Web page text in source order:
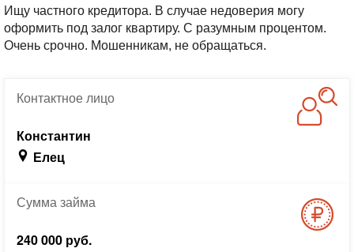
Ищу частного кредитора. В случае недоверия могу
оформить под залог квартиру. С разумным процентом.
Очень срочно. Мошенникам, не обращаться.
Контактноелицо
Константин
Елец
Суммазайма
240 000 руб.